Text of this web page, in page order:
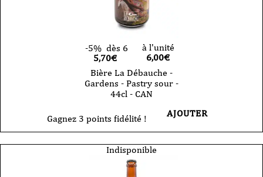
-5% dès 6
5,70€
à l'unité
6,00€
Bière La Débauche -
Gardens - Pastry sour -
44cl - CAN
Gagnez 3 points fidélité ! AJOUTER
Indisponible